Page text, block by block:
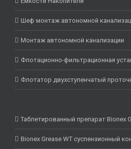
Шеф монтаж автономной
Монтаж автономной канализации
Флотационно-фильтрационная
Флотатор двухступенчатый
Таблетированный препарат Bionex
Bionex Grease WT суспензионный